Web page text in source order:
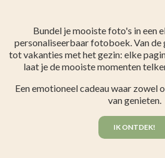
Bundel je mooiste foto's in een
personaliseerbaar fotoboek. Van
tot vakanties met het gezin: elke
laat je de mooiste momenten
Een emotioneel cadeau waar zowel
van genieten.
IK ONTDEK!